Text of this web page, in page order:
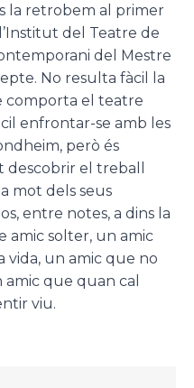
la retrobem al primer
del Teatre de
del Mestre
No resulta fàcil la
comporta el teatre
enfrontar-se amb les
però és
el treball
mot dels seus
entre notes, a dins la
amic solter, un amic
vida, un amic que no
que quan cal
viu.